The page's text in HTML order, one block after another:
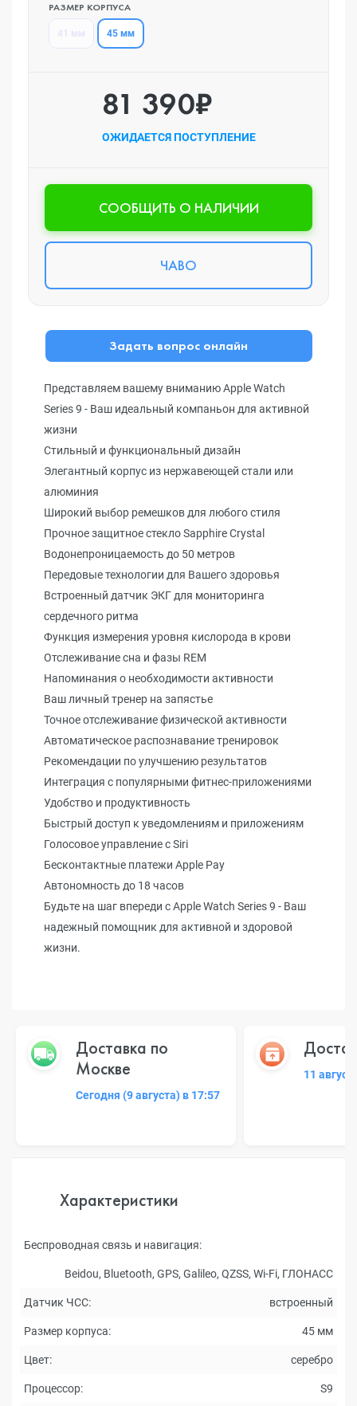
РАЗМЕР КОРПУСА
45 мм
81 390₽
ОЖИДАЕТСЯ ПОСТУПЛЕНИЕ
CООБЩИТЬ О НАЛИЧИИ
ЧАВО
Задать вопрос онлайн
Представляем вашему вниманию Apple Watch
Series 9 - Ваш идеальный компаньон для активной
жизни
Стильный и функциональный дизайн
Элегантный корпус из нержавеющей стали или
алюминия
Широкий выбор ремешков для любого стиля
Прочное защитное стекло Sapphire Crystal
Водонепроницаемость до 50 метров
Передовые технологии для Вашего здоровья
Встроенный датчик ЭКГ для мониторинга
сердечного ритма
Функция измерения уровня кислорода в крови
Отслеживание сна и фазы REM
Напоминания о необходимости активности
Ваш личный тренер на запястье
Точное отслеживание физической активности
Автоматическое распознавание тренировок
Рекомендации по улучшению результатов
Интеграция с популярными фитнес-приложениями
Удобство и продуктивность
Быстрый доступ к уведомлениям и приложениям
Голосовое управление с Siri
Бесконтактные платежи Apple Pay
Автономность до 18 часов
Будьте на шаг впереди с Apple Watch Series 9 - Ваш
надежный помощник для активной и здоровой
жизни.
Доставка по
Москве
Сегодня (9 августа) в 17:57
11
Характеристики
Беспроводная связь и навигация:
Beidou, Bluetooth, GPS, Galileo, QZSS, Wi-Fi, ГЛОНАСC
Датчик ЧСС: встроенный
Размер корпуса: 45 мм
Цвет: серебро
Процессор: S9